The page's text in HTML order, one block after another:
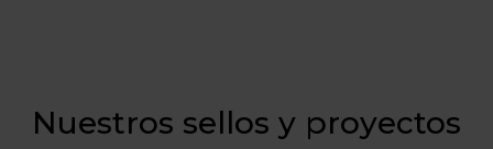
Nuestros sellos y proyectos